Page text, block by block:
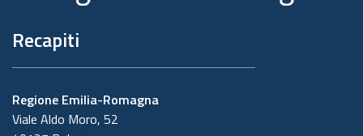
Recapiti
Regione Emilia-Romagna
Viale Aldo Moro, 52